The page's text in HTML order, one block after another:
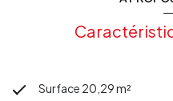
Surface 20,29 m²